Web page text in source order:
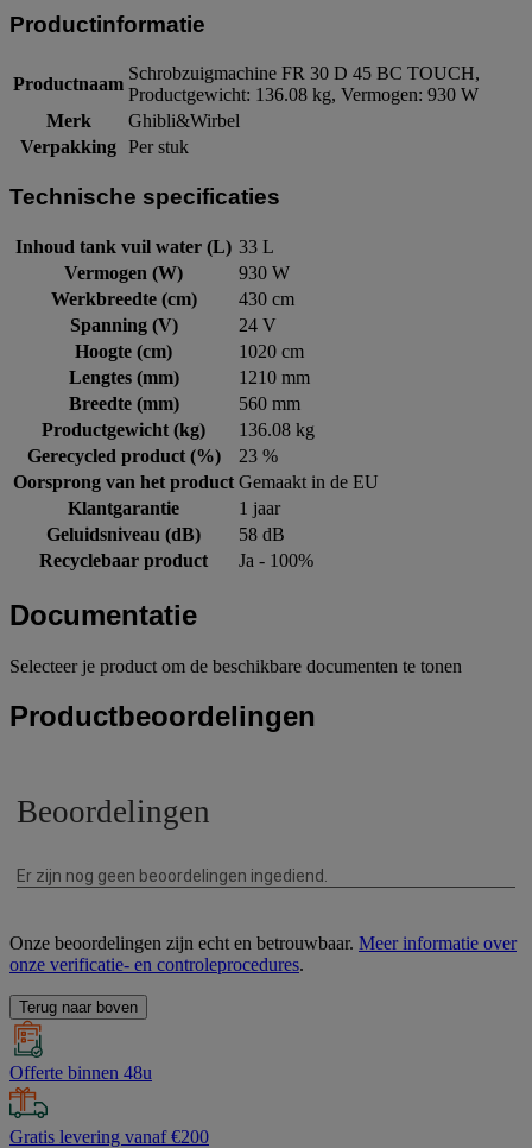
Productinformatie
Productnaam
Schrobzuigmachine FR 30 D 45 BC TOUCH,
Productgewicht: 136.08 kg, Vermogen: 930 W
Merk
Ghibli&Wirbel
Verpakking Per stuk
Technische specificaties
Inhoud tank vuil water (L) 33 L
Vermogen (W)
930 W
Werkbreedte (cm)
430 cm
Spanning (V)
24 V
Hoogte (cm)
1020 cm
Lengtes (mm)
1210 mm
Breedte (mm)
560 mm
Productgewicht (kg)
136.08 kg
Gerecycled product (%)
23 %
Oorsprong van het product Gemaakt in de EU
Klantgarantie
1 jaar
Geluidsniveau (dB)
58 dB
Recyclebaar product
Ja - 100%
Documentatie
Selecteer je product om de beschikbare documenten te tonen
Productbeoordelingen
Onze beoordelingen zijn echt en betrouwbaar. Meer informatie over
onze verificatie- en controleprocedures.
Terug naar boven
Offerte binnen 48u
Gratis levering vanaf €200